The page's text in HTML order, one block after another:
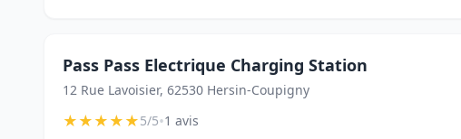
Pass Pass Electrique Charging Station
12 Rue Lavoisier, 62530 Hersin-Coupigny
★★★★★5/5•1 avis